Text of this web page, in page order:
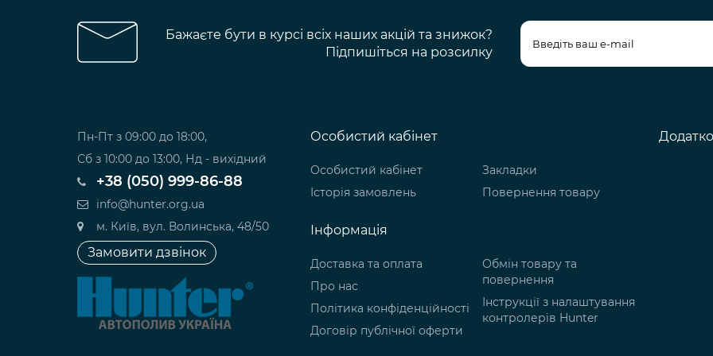
Бажаєте бути в курсі всіх наших акцій та знижок?
Підпишіться на розсилку
Пн-Пт з 09:00 до 18:00,
Сб з 10:00 до 13:00, Нд - вихідний
+38 (050) 999-86-88
info@hunter.org.ua
м. Київ, вул. Волинська, 48/50
Замовити дзвінок
Особистий кабінет
Особистий кабінет
Історія замовлень
Закладки
Повернення товару
Інформація
Доставка та оплата
Про нас
Політика конфіденційності
Договір публічної оферти
Обмін товару та
повернення
Інструкції з налаштування
контролерів Hunter